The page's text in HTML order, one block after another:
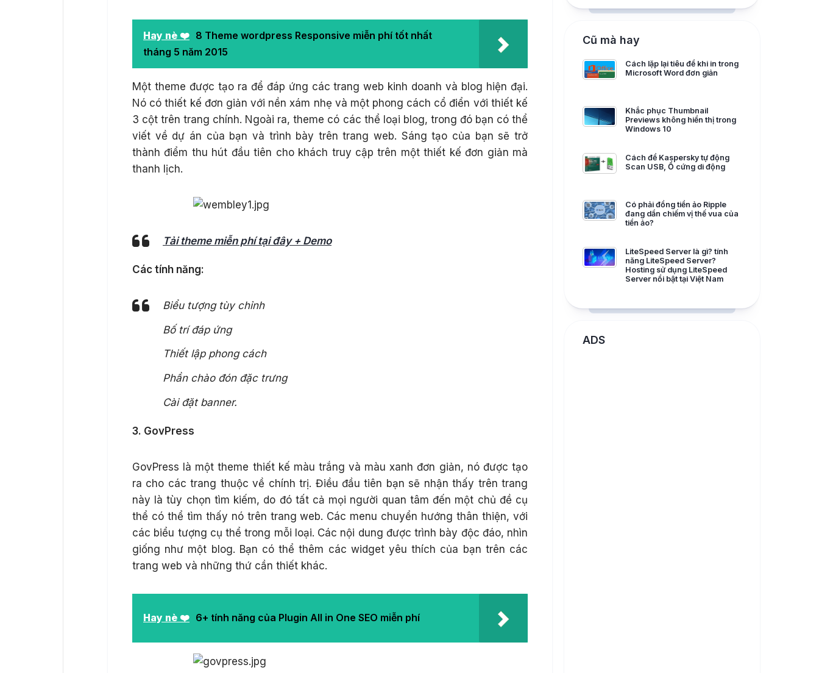
Hay nè ❤️ 8 Theme wordpress Responsive miễn phí tốt nhất
tháng 5 năm 2015
Một theme được tạo ra để đáp ứng các trang web kinh doanh và blog hiện đại.
Nó có thiết kế đơn giản với nền xám nhẹ và một phong cách cổ điển với thiết kế
3 cột trên trang chính. Ngoài ra, theme có các thể loại blog, trong đó bạn có thể
viết về dự án của bạn và trình bày trên trang web. Sáng tạo của bạn sẽ trở
thành điểm thu hút đầu tiên cho khách truy cập trên một thiết kế đơn giản mà
thanh lịch.
Tải theme miễn phí tại đây + Demo
Các tính năng:
Biểu tượng tùy chỉnh
Bố trí đáp ứng
Thiết lập phong cách
Phần chào đón đặc trưng
Cài đặt banner.
3. GovPress
GovPress là một theme thiết kế màu trắng và màu xanh đơn giản, nó được tạo
ra cho các trang thuộc về chính trị. Điều đầu tiên bạn sẽ nhận thấy trên trang
này là tùy chọn tìm kiếm, do đó tất cả mọi người quan tâm đến một chủ đề cụ
thể có thể tìm thấy nó trên trang web. Các menu chuyển hướng thân thiện, với
các biểu tượng cụ thể trong mỗi loại. Các nội dung được trình bày độc đáo, nhìn
giống như một blog. Bạn có thể thêm các widget yêu thích của bạn trên các
trang web và những thứ cần thiết khác.
Hay nè ❤️ 6+ tính năng của Plugin All in One SEO miễn phí
Cũ mà hay
Cách lặp lại tiêu đề khi in trong
Microsoft Word đơn giản
Khắc phục Thumbnail
Previews không hiển thị trong
Windows 10
Cách để Kaspersky tự động
Scan USB, Ổ cứng di động
Có phải đồng tiền ảo Ripple
đang dần chiếm vị thế vua của
tiền ảo?
LiteSpeed Server là gì? tính
năng LiteSpeed Server?
Hosting sử dụng LiteSpeed
Server nổi bật tại Việt Nam
ADS